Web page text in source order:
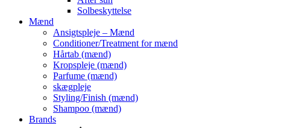
Solbeskyttelse
Mænd
Ansigtspleje – Mænd
Conditioner/Treatment for mænd
Hårtab (mænd)
Kropspleje (mænd)
Parfume (mænd)
skægpleje
Styling/Finish (mænd)
Shampoo (mænd)
Brands